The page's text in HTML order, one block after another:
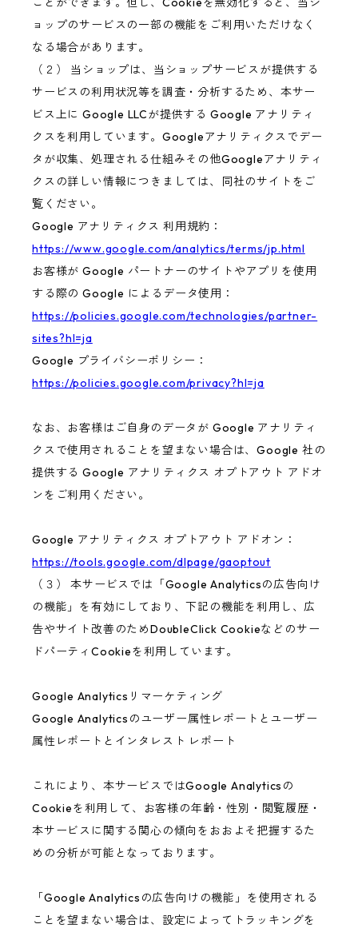
ョップのサービスの一部の機能をご利用いただけなく
なる場合があります。
（２） 当ショップは、当ショップサービスが提供する
サービスの利用状況等を調査・分析するため、本サー
ビス上に Google LLCが提供する Google アナリティ
クスを利用しています。Googleアナリティクスでデー
タが収集、処理される仕組みその他Googleアナリティ
クスの詳しい情報につきましては、同社のサイトをご
覧ください。
Google アナリティクス 利用規約：
https://www.google.com/analytics/terms/jp.html
お客様が Google パートナーのサイトやアプリを使用
する際の Google によるデータ使用：
https://policies.google.com/technologies/partner-
sites?hl=ja
Google プライバシーポリシー：
https://policies.google.com/privacy?hl=ja
なお、お客様はご自身のデータが Google アナリティ
クスで使用されることを望まない場合は、Google 社の
提供する Google アナリティクス オプトアウト アドオ
ンをご利用ください。
Google アナリティクス オプトアウト アドオン：
https://tools.google.com/dlpage/gaoptout
（３） 本サービスでは「Google Analyticsの広告向け
の機能」を有効にしており、下記の機能を利用し、広
告やサイト改善のためDoubleClick Cookieなどのサー
ドパーティCookieを利用しています。
Google Analyticsリマーケティング
Google Analyticsのユーザー属性レポートとユーザー
属性レポートとインタレスト レポート
これにより、本サービスではGoogle Analyticsの
Cookieを利用して、お客様の年齢・性別・閲覧履歴・
本サービスに関する関心の傾向をおおよそ把握するた
めの分析が可能となっております。
「Google Analyticsの広告向けの機能」を使用される
ことを望まない場合は、設定によってトラッキングを